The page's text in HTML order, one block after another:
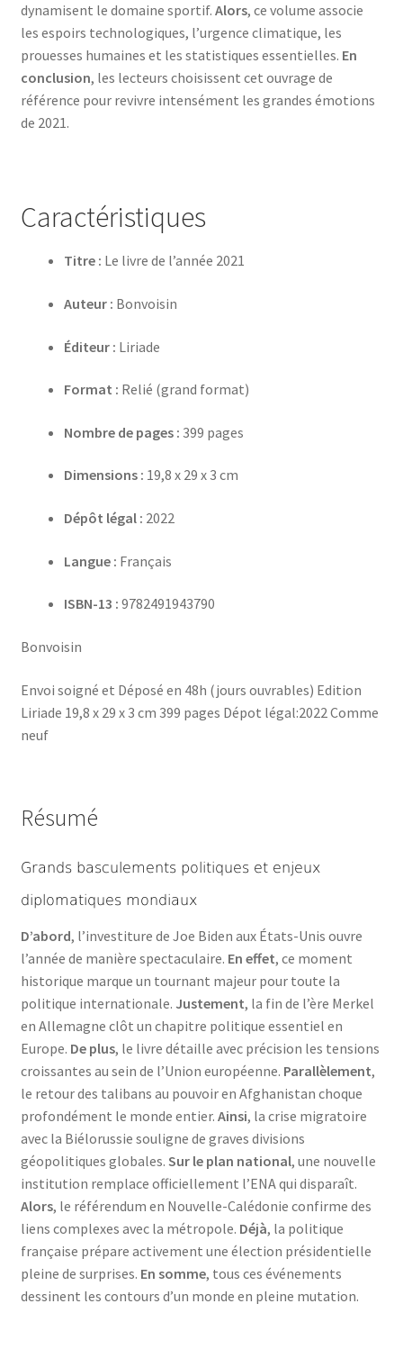
dynamisent le domaine sportif. Alors, ce volume associe
les espoirs technologiques, l’urgence climatique, les
prouesses humaines et les statistiques essentielles. En
conclusion, les lecteurs choisissent cet ouvrage de
référence pour revivre intensément les grandes émotions
de 2021.
Caractéristiques
Titre : Le livre de l’année 2021
Auteur : Bonvoisin
Éditeur : Liriade
Format : Relié (grand format)
Nombre de pages : 399 pages
Dimensions : 19,8 x 29 x 3 cm
Dépôt légal : 2022
Langue : Français
ISBN-13 : 9782491943790
Bonvoisin
Envoi soigné et Déposé en 48h (jours ouvrables) Edition
Liriade 19,8 x 29 x 3 cm 399 pages Dépot légal:2022 Comme
neuf
Résumé
Grands basculements politiques et enjeux
diplomatiques mondiaux
D’abord, l’investiture de Joe Biden aux États-Unis ouvre
l’année de manière spectaculaire. En effet, ce moment
historique marque un tournant majeur pour toute la
politique internationale. Justement, la fin de l’ère Merkel
en Allemagne clôt un chapitre politique essentiel en
Europe. De plus, le livre détaille avec précision les tensions
croissantes au sein de l’Union européenne. Parallèlement,
le retour des talibans au pouvoir en Afghanistan choque
profondément le monde entier. Ainsi, la crise migratoire
avec la Biélorussie souligne de graves divisions
géopolitiques globales. Sur le plan national, une nouvelle
institution remplace officiellement l’ENA qui disparaît.
Alors, le référendum en Nouvelle-Calédonie confirme des
liens complexes avec la métropole. Déjà, la politique
française prépare activement une élection présidentielle
pleine de surprises. En somme, tous ces événements
dessinent les contours d’un monde en pleine mutation.